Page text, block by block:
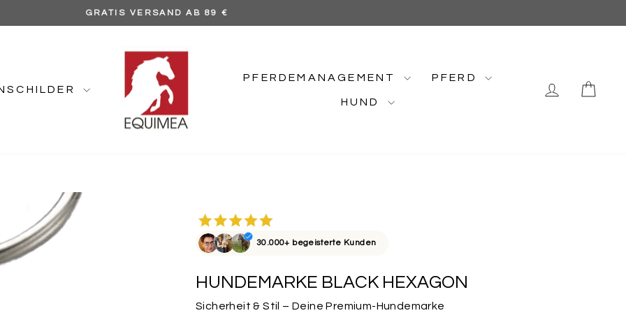
Pause
GRATIS VERSAND AB 89 €
PFERDEMANAGEMENT PFERD
HUND
30.000+ begeisterte Kunden
HUNDEMARKE BLACK HEXAGON
Sicherheit & Stil – Deine Premium-Hundemarke